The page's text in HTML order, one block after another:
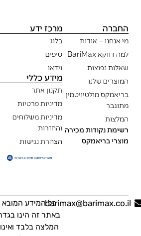
החברה
מי אנחנו – אודות
למה דווקא BariMax
שאלות נפוצות
המוצרים שלנו
בריאמקס מולטיויטמין
מתוגבר
המלצות
רשימת נקודות מכירה
מוצרי בריאמקס
מרכז ידע
בלוג
טיפים
וידאו
מידע כללי
תקנון אתר
מדיניות פרטיות
מדיניות משלוחים
והחזרות
הצהרת נגישות
barimax@barimax.co.ilכל המידע המובא
באתר זה הינו בגדר
המלצה בלבד ואינו